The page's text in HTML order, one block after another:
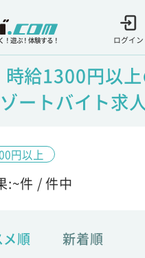
！遊ぶ！体験する！ ログイン
時給1300円以
ートバイト求
円以上
:~件 /件中
順 新着順